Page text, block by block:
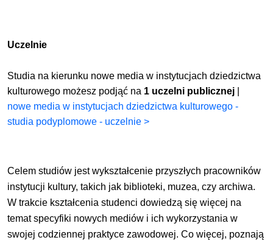
Uczelnie
Studia na kierunku nowe media w instytucjach dziedzictwa
kulturowego możesz podjąć na 1 uczelni publicznej
nowe media w instytucjach dziedzictwa kulturowego -
studia podyplomowe - uczelnie >
Celem studiów jest wykształcenie przyszłych pracowników
instytucji kultury, takich jak biblioteki, muzea, czy archiwa.
W trakcie kształcenia studenci dowiedzą się więcej na
temat specyfiki nowych mediów i ich wykorzystania w
swojej codziennej praktyce zawodowej. Co więcej, poznają